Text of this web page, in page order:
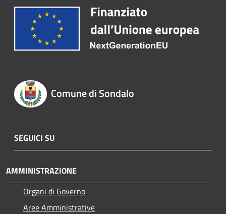
Comune di Sondalo
SEGUICI SU
AMMINISTRAZIONE
Organi di Governo
Aree Amministrative